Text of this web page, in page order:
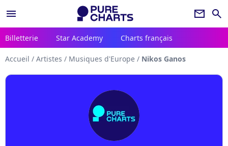
menu newsletter search
Billetterie Star Academy Charts français
Accueil / Artistes / Musiques d'Europe / Nikos Ganos